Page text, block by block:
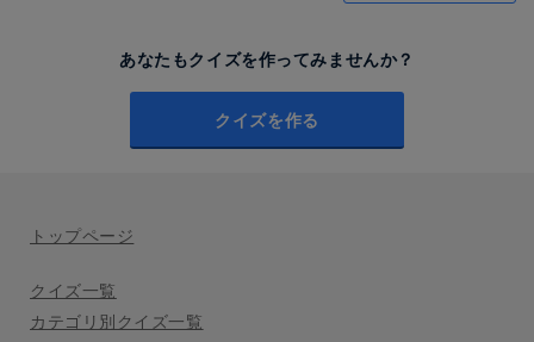
あなたもクイズを作ってみませんか？
クイズを作る
トップページ
クイズ一覧
カテゴリ別クイズ一覧